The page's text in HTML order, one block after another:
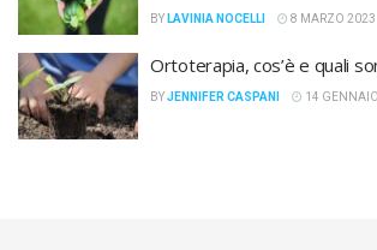
BY LAVINIA NOCELLI 8 MARZO 2023
Ortoterapia, cos’è e quali
BYJENNIFER CASPANI 14